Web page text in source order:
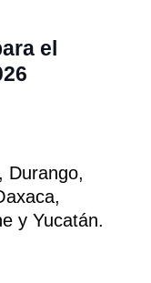
el
Durango,
y Yucatán.